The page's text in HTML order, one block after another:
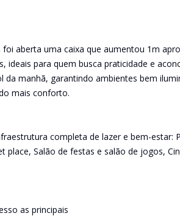
aberta uma caixa que aumentou 1m
ideais para quem busca praticidade e
da manhã, garantindo ambientes bem
mais conforto.
completa de lazer e bem-estar:
place, Salão de festas e salão de jogos,
as principais